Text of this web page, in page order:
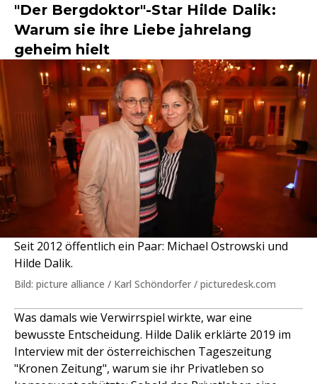
"Der Bergdoktor"-Star Hilde Dalik:
Warum sie ihre Liebe jahrelang
geheim hielt
Seit 2012 öffentlich ein Paar: Michael Ostrowski und
Hilde Dalik.
Bild: picture alliance / Karl Schöndorfer / picturedesk.com
Was damals wie Verwirrspiel wirkte, war eine
bewusste Entscheidung. Hilde Dalik erklärte 2019 im
Interview mit der österreichischen Tageszeitung
"Kronen Zeitung", warum sie ihr Privatleben so